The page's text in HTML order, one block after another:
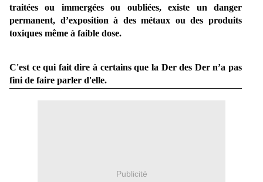
traitées ou immergées ou oubliées, existe un danger
permanent, d’exposition à des métaux ou des produits
toxiques même à faible dose.
C'est ce qui fait dire à certains que la Der des Der n’a pas
fini de faire parler d'elle.
Publicité